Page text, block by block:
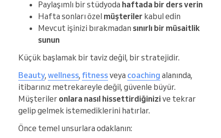
Paylaşımlı bir stüdyoda haftada bir ders verin
Hafta sonları özel müşteriler kabul edin
Mevcut işinizi bırakmadan sınırlı bir müsaitlik
sunun
Küçük başlamak bir taviz değil, bir stratejidir.
Beauty, wellness, fitnessveya coaching alanında,
itibarınız metrekareyle değil, güvenle büyür.
Müşteriler onlara nasıl hissettirdiğinizive tekrar
gelip gelmek istemediklerini hatırlar.
Önce temel unsurlara odaklanın: